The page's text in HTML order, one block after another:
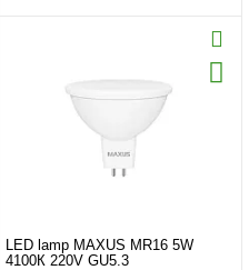
LED lamp MAXUS MR16 5W
4100К 220V GU5.3